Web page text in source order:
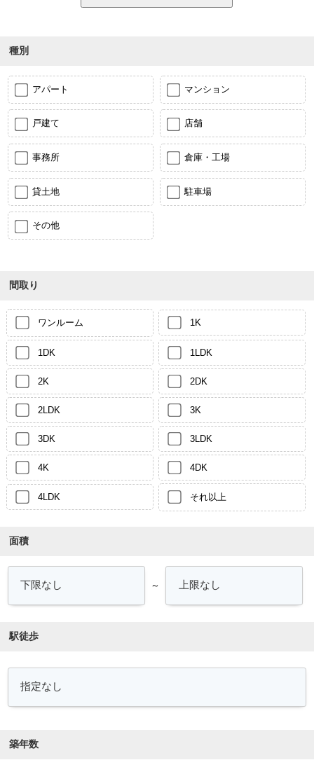
種別
アパート マンション
戸建て 店舗
事務所 倉庫・工場
貸土地 駐車場
その他
間取り
ワンルーム 1K
1DK 1LDK
2K 2DK
2LDK 3K
3DK 3LDK
4K 4DK
4LDK それ以上
面積
～
駅徒歩
築年数